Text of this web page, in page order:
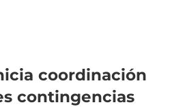
coordinación
contingencias